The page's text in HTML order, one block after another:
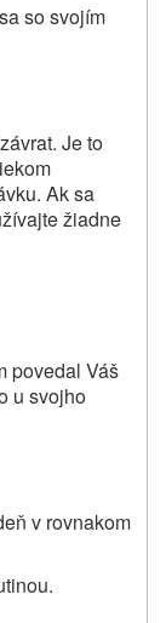
so svojím
Je to
Ak sa
žiadne
povedal Váš
u svojho
v rovnakom